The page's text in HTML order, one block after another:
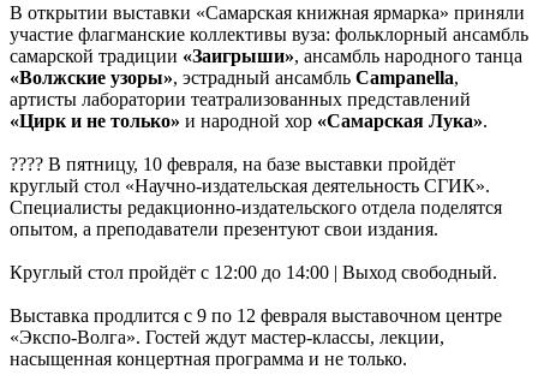
В открытии выставки «Самарская книжная ярмарка» приняли
участие флагманские коллективы вуза: фольклорный ансамбль
самарской традиции «Заигрыши», ансамбль народного танца
«Волжские узоры», эстрадный ансамбль Campanella,
артисты лаборатории театрализованных представлений
«Цирк и не только» и народной хор «Самарская Лука».
???? В пятницу, 10 февраля, на базе выставки пройдёт
круглый стол «Научно-издательская деятельность СГИК».
Специалисты редакционно-издательского отдела поделятся
опытом, а преподаватели презентуют свои издания.
Круглый стол пройдёт с 12:00 до 14:00 | Выход свободный.
Выставка продлится с 9 по 12 февраля выставочном центре
«Экспо-Волга». Гостей ждут мастер-классы, лекции,
насыщенная концертная программа и не только.